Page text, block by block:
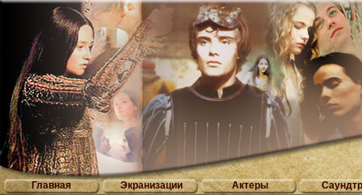
Главная Экранизации Актеры